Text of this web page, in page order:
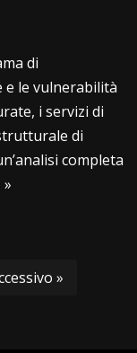
di
e le vulnerabilità
i servizi di
di
completa
»